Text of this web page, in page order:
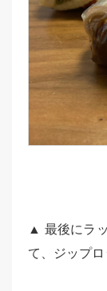
▲ 最後にラ
て、ジップロ